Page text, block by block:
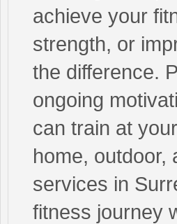
achieve your
strength, or
the difference.
ongoing
can train at
home, outdoor,
services in
fitness journey